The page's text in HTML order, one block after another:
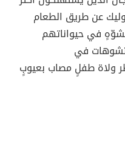
عن طريق الطعام
في حيواناتهم
التشوهات في
ولاة طفلٍ مصاب بعيوبٍ